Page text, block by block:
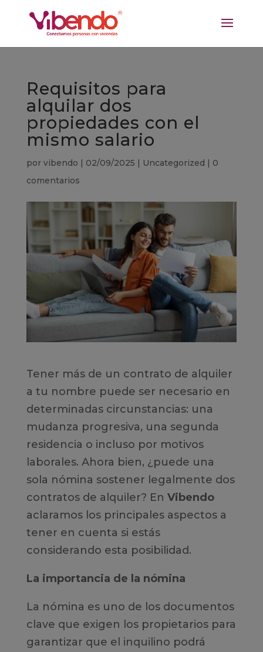
Requisitos para
alquilar dos
propiedades con el
mismo salario
por vibendo | 02/09/2025 | Uncategorized | 0
comentarios
Tener más de un contrato de alquiler
a tu nombre puede ser necesario en
determinadas circunstancias: una
mudanza progresiva, una segunda
residencia o incluso por motivos
laborales. Ahora bien, ¿puede una
sola nómina sostener legalmente dos
contratos de alquiler? En Vibendo
aclaramos los principales aspectos a
tener en cuenta si estás
considerando esta posibilidad.
La importancia de la nómina
La nómina es uno de los documentos
clave que exigen los propietarios para
garantizar que el inquilino podrá